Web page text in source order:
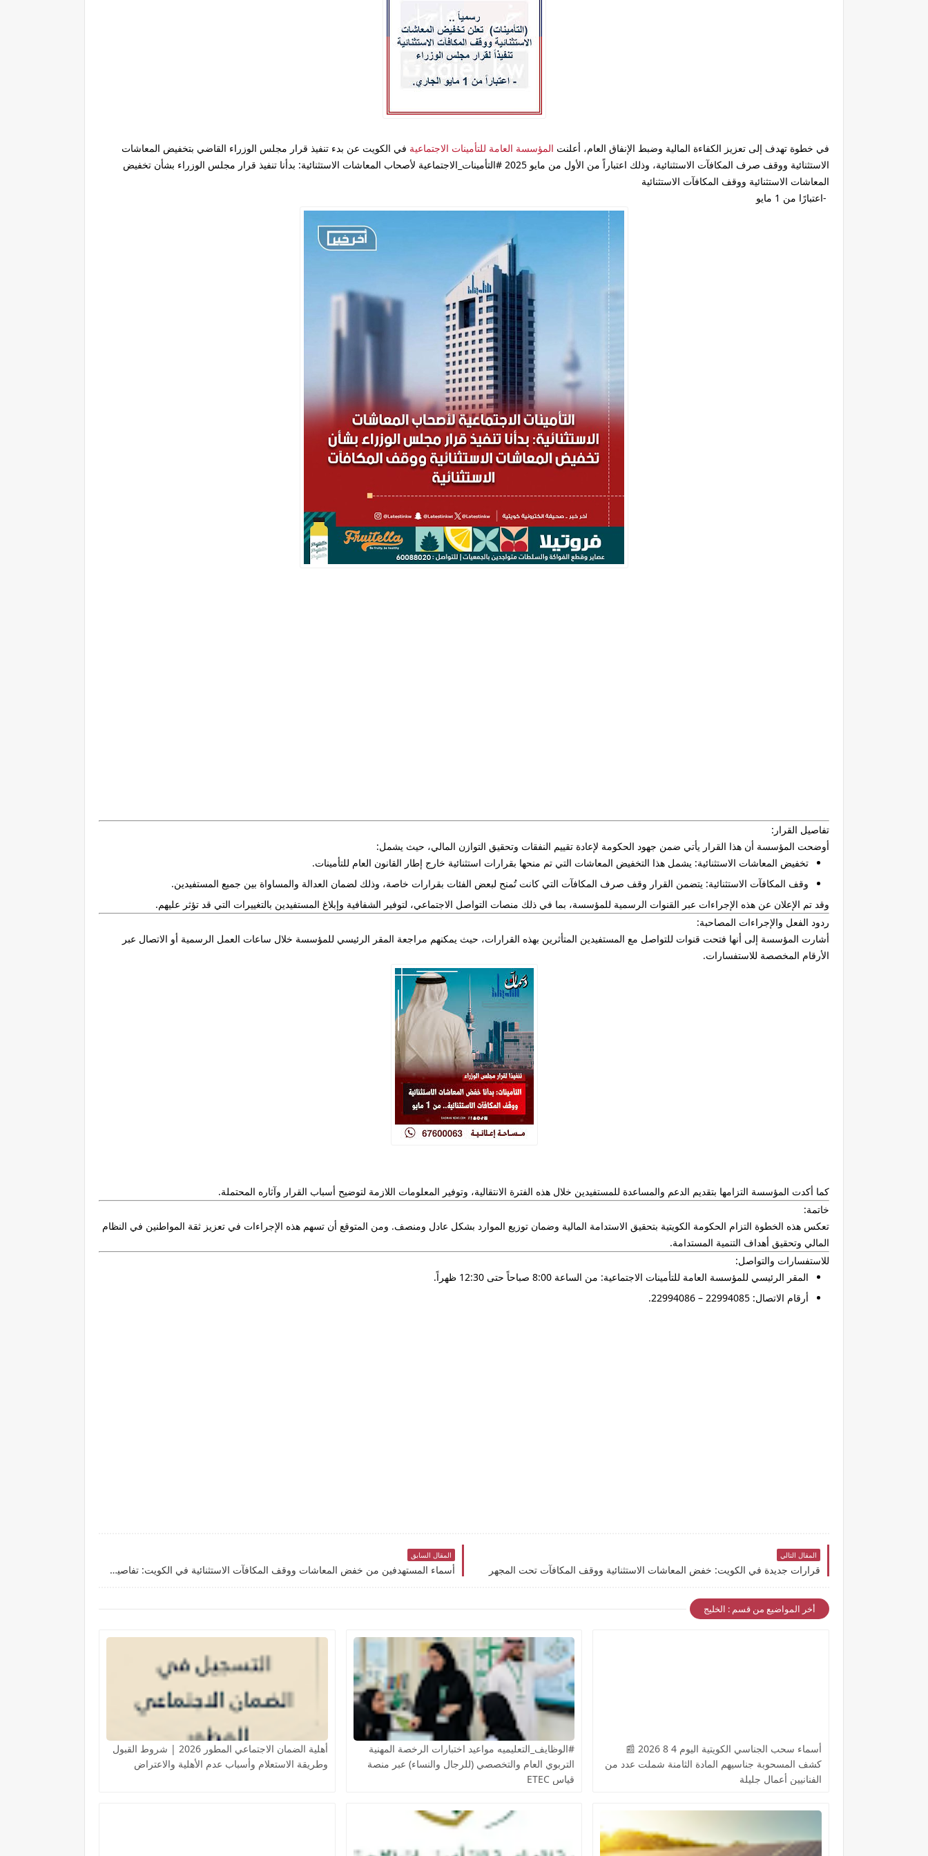
في خطوة تهدف إلى تعزيز الكفاءة المالية وضبط الإنفاق العام، أعلنت المؤسسة العامة للتأمينات الاجتماعية في الكويت عن بدء تنفيذ قرار مجلس الوزراء القاضي بتخفيض المعاشات
الاستثنائية ووقف صرف المكافآت الاستثنائية، وذلك اعتباراً من الأول من مايو 2025
#التأمينات_الاجتماعية لأصحاب المعاشات الاستثنائية: بدأنا تنفيذ قرار مجلس الوزراء بشأن تخفيض
المعاشات الاستثنائية ووقف المكافآت الاستثنائية
-اعتبارًا من 1 مايو
تفاصيل القرار:
أوضحت المؤسسة أن هذا القرار يأتي ضمن جهود الحكومة لإعادة تقييم النفقات وتحقيق التوازن المالي، حيث يشمل:
تخفيض المعاشات الاستثنائية: يشمل هذا التخفيض المعاشات التي تم منحها بقرارات استثنائية خارج إطار القانون العام للتأمينات.
وقف المكافآت الاستثنائية: يتضمن القرار وقف صرف المكافآت التي كانت تُمنح لبعض الفئات بقرارات خاصة، وذلك لضمان العدالة والمساواة بين جميع المستفيدين.
وقد تم الإعلان عن هذه الإجراءات عبر القنوات الرسمية للمؤسسة، بما في ذلك منصات التواصل الاجتماعي، لتوفير الشفافية وإبلاغ المستفيدين بالتغييرات التي قد تؤثر عليهم.
ردود الفعل والإجراءات المصاحبة:
أشارت المؤسسة إلى أنها فتحت قنوات للتواصل مع المستفيدين المتأثرين بهذه القرارات، حيث يمكنهم مراجعة المقر الرئيسي للمؤسسة خلال ساعات العمل الرسمية أو الاتصال عبر
الأرقام المخصصة للاستفسارات.
كما أكدت المؤسسة التزامها بتقديم الدعم والمساعدة للمستفيدين خلال هذه الفترة الانتقالية، وتوفير المعلومات اللازمة لتوضيح أسباب القرار وآثاره المحتملة.
خاتمة:
تعكس هذه الخطوة التزام الحكومة الكويتية بتحقيق الاستدامة المالية وضمان توزيع الموارد بشكل عادل ومنصف. ومن المتوقع أن تسهم هذه الإجراءات في تعزيز ثقة المواطنين في النظام
المالي وتحقيق أهداف التنمية المستدامة.
للاستفسارات والتواصل:
المقر الرئيسي للمؤسسة العامة للتأمينات الاجتماعية: من الساعة 8:00 صباحاً حتى 12:30 ظهراً.
أرقام الاتصال: 22994085 – 22994086.
المقال التالي
قرارات جديدة في الكويت: خفض المعاشات الاستثنائية ووقف المكافآت تحت المجهر
المقال السابق
أسماء المستهدفين من خفض المعاشات ووقف المكافآت الاستثنائية في الكويت: تفاصيل وآثار القرار
أخر المواضيع من قسم : الخليج
أسماء سحب الجناسي الكويتية اليوم 4 8 2026 📰
كشف المسحوبة جناسيهم المادة الثامنة شملت عدد من
الفنانيين أعمال جليلة
#الوظايف_التعليميه مواعيد اختبارات الرخصة المهنية
التربوي العام والتخصصي (للرجال والنساء) عبر منصة
قياس ETEC
أهلية الضمان الاجتماعي المطور 2026 | شروط القبول
وطريقة الاستعلام وأسباب عدم الأهلية والاعتراض